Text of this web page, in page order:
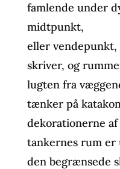
famlende under
midtpunkt,
eller
skriver, og
lugten fra
tænker på
dekorationerne
tankernes rum er
den begrænsede